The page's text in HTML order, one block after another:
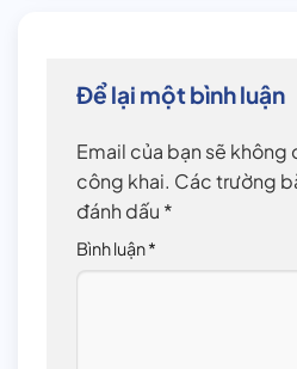
Để lại một bình luận
Email của bạn sẽ không
công khai. Các trường
đánh dấu *
Bình luận*